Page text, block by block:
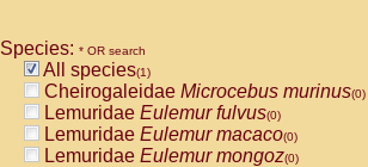
CebidaeCebus capucinus
CebidaeCebus nigrivittatus
CebidaeCebus spp.(0)
CebidaeSaimiri boliviensis(0)
CebidaeSaimiri sciureus(0)
AtelidaeAlouatta caraya(0)
Species: * OR search
All species(1)
Cheirogaleidae Microcebus murinus(0)
Lemuridae Eulemur fulvus(0)
Lemuridae Eulemur macaco(0)
Lemuridae Eulemur mongoz(0)